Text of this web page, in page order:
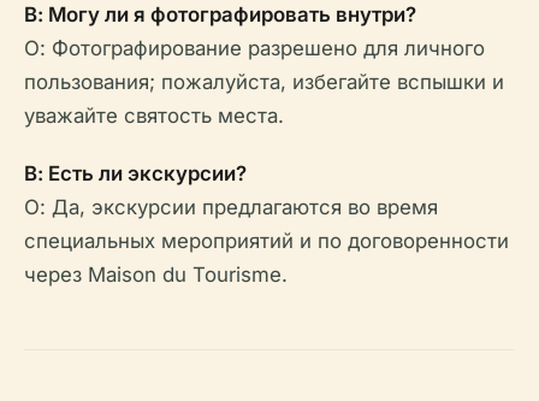
В: Могу ли я фотографировать внутри?
О: Фотографирование разрешено для личного
пользования; пожалуйста, избегайте вспышки и
уважайте святость места.
В: Есть ли экскурсии?
О: Да, экскурсии предлагаются во время
специальных мероприятий и по договоренности
через Maison du Tourisme.